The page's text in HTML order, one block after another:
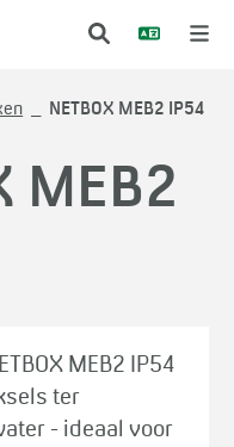
NETBOX MEB2 IP54
MEB2
MEB2 IP54
ter
- ideaal voor